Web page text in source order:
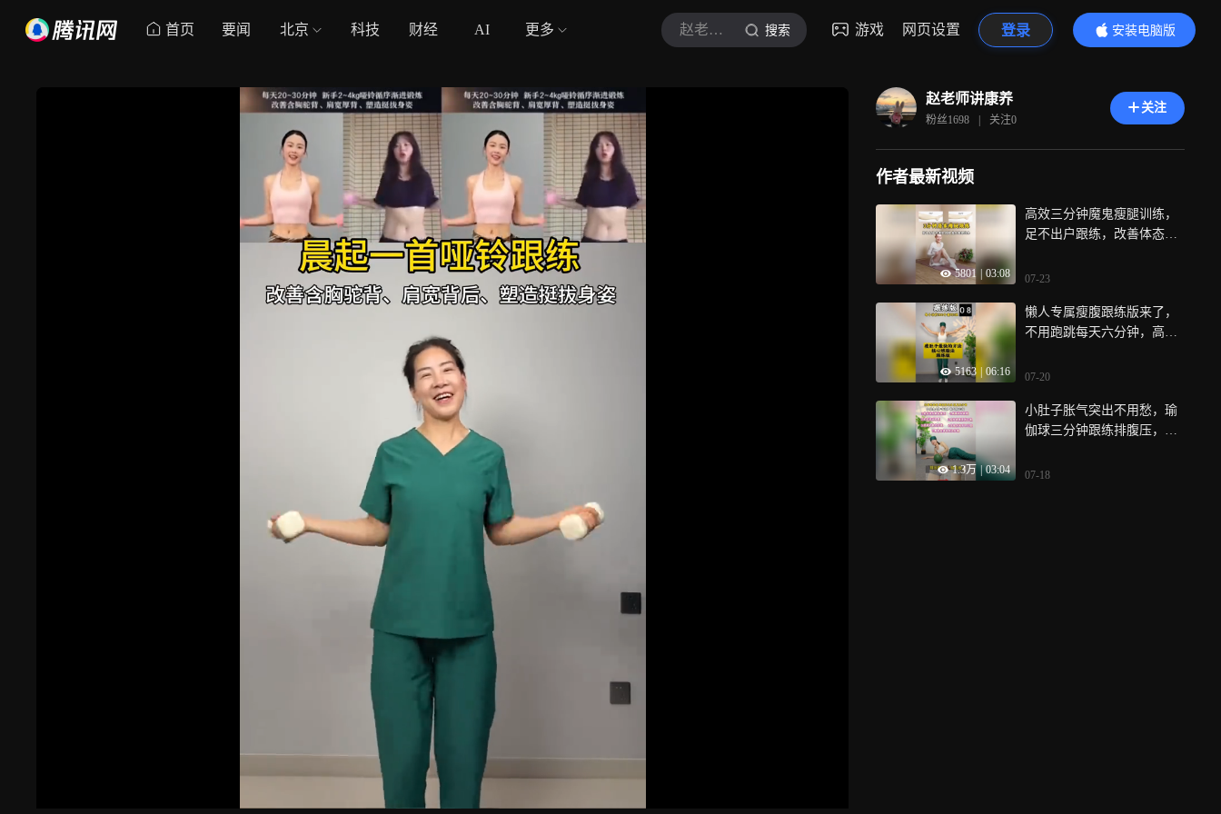
首页 要闻 北京 科技 财经 AI 更多 赵老师讲康养 搜索 游戏 网页设置 登录
安装电脑版
内容更精彩
赵老师讲康养
粉丝1698 | 关注0
关注
作者最新视频
5801 03:08
高效三分钟魔鬼瘦腿训练，
足不出户跟练，改善体态轻
07-23
5163 06:16
懒人专属瘦腹跟练版来了，
不用跑跳每天六分钟，高效
07-20
1.3万 | 03:04
小肚子胀气突出不用愁，瑜
伽球三分钟跟练排腹压，产
07-18